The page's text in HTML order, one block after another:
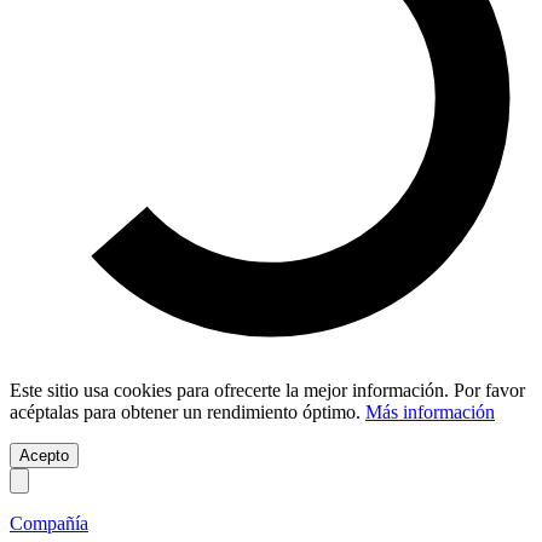
Este sitio usa cookies para ofrecerte la mejor información. Por favor
acéptalas para obtener un rendimiento óptimo. Más información
Acepto
Compañía